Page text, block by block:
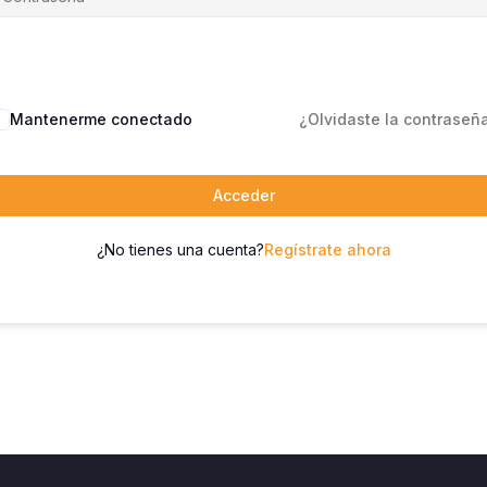
Mantenerme conectado ¿Olvidaste la
Acceder
¿No tienes una cuenta?Regístrate ahora